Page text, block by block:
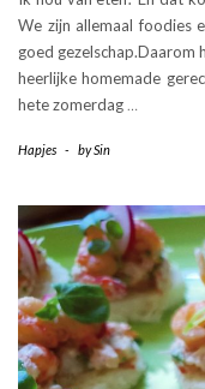
We zijn allemaal foodies
goed gezelschap.Daarom
heerlijke homemade
hete zomerdag …
Hapjes - bySin